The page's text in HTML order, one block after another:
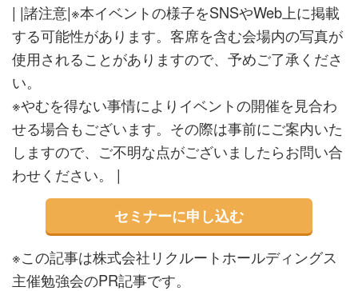
| |諸注意|※本イベントの様子をSNSやWeb上に掲載
する可能性があります。客席を含む会場内の写真が
使用されることがありますので、予めご了承くださ
い。
※やむを得ない事情によりイベントの開催を見合わ
せる場合もございます。その際は事前にご案内いた
しますので、ご不明な点がございましたらお問い合
わせください。 |
セミナーに申し込む
※この記事は株式会社リクルートホールディングス
主催勉強会のPR記事です。